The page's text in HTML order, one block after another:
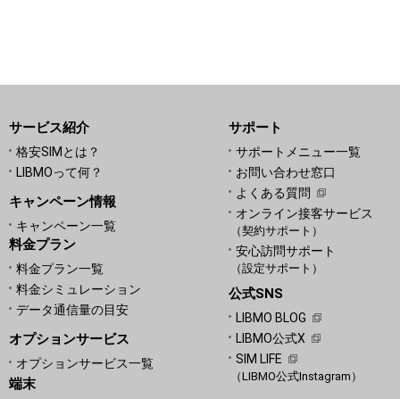
サービス紹介
格安SIMとは？
LIBMOって何？
キャンペーン情報
キャンペーン一覧
料金プラン
料金プラン一覧
料金シミュレーション
データ通信量の目安
オプションサービス
オプションサービス一覧
端末
サポート
サポートメニュー一覧
お問い合わせ窓口
よくある質問
オンライン接客サービス
（契約サポート）
安心訪問サポート
（設定サポート）
公式SNS
LIBMO BLOG
LIBMO公式X
SIM LIFE
（LIBMO公式Instagram）